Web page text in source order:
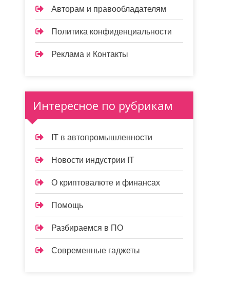
Авторам и правообладателям
Политика конфиденциальности
Реклама и Контакты
Интересное по рубрикам
IT в автопромышленности
Новости индустрии IT
О криптовалюте и финансах
Помощь
Разбираемся в ПО
Современные гаджеты